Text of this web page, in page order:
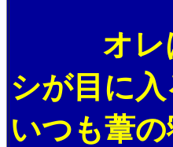
オレは
シが目に
いつも葦